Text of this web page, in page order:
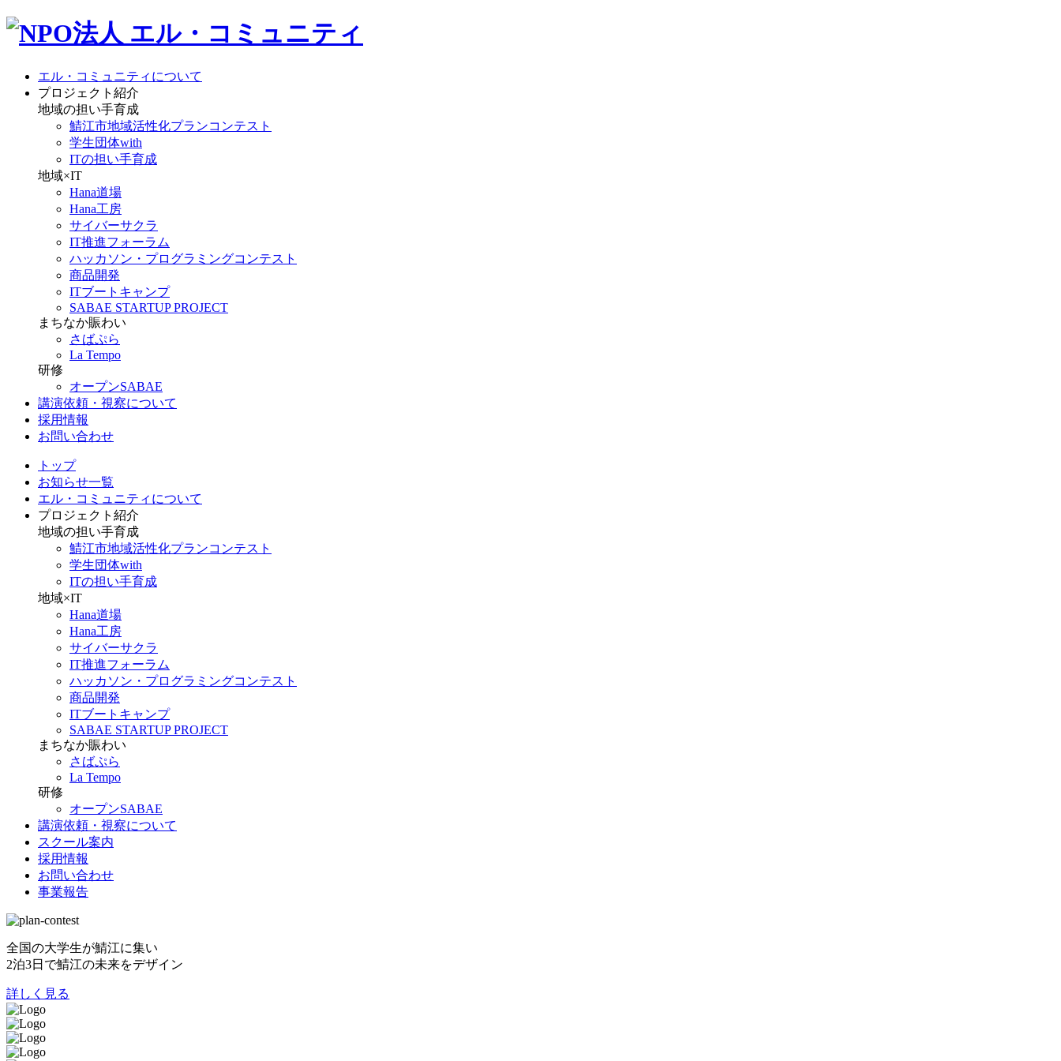
エル・コミュニティについて
プロジェクト紹介
地域の担い手育成
鯖江市地域活性化プランコンテスト
学生団体with
ITの担い手育成
地域×IT
Hana道場
Hana工房
サイバーサクラ
IT推進フォーラム
ハッカソン・プログラミングコンテスト
商品開発
ITブートキャンプ
SABAE STARTUP PROJECT
まちなか賑わい
さばぷら
La Tempo
研修
オープンSABAE
講演依頼・視察について
採用情報
お問い合わせ
トップ
お知らせ一覧
エル・コミュニティについて
プロジェクト紹介
地域の担い手育成
鯖江市地域活性化プランコンテスト
学生団体with
ITの担い手育成
地域×IT
Hana道場
Hana工房
サイバーサクラ
IT推進フォーラム
ハッカソン・プログラミングコンテスト
商品開発
ITブートキャンプ
SABAE STARTUP PROJECT
まちなか賑わい
さばぷら
La Tempo
研修
オープンSABAE
講演依頼・視察について
スクール案内
採用情報
お問い合わせ
事業報告
全国の大学生が鯖江に集い
2泊3日で鯖江の未来をデザイン
詳しく見る